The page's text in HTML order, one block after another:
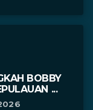
BOBBY
...